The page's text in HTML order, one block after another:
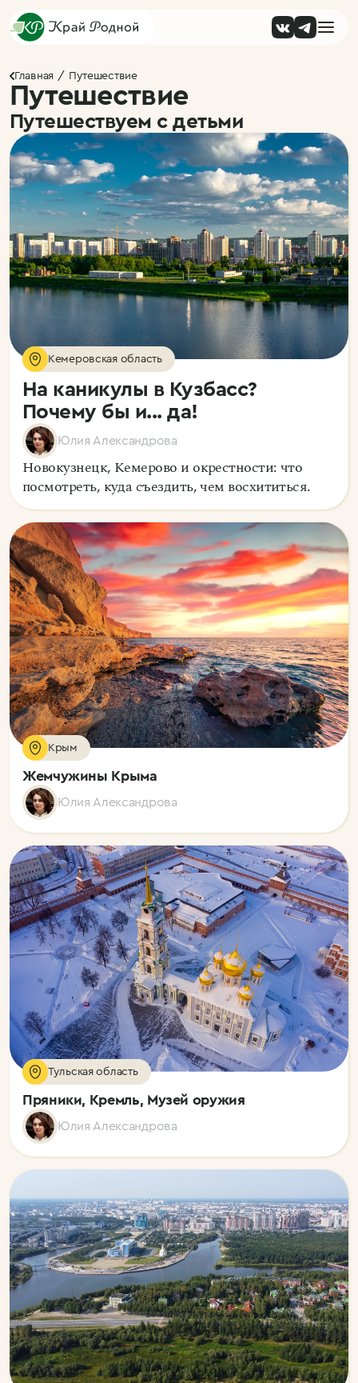
Главная Путешествие
Путешествие
Путешествуем с детьми
Кемеровская область
На каникулы в Кузбасс?
Почему бы и... да!
Юлия Александрова
Новокузнецк, Кемерово и окрестности: что
посмотреть, куда съездить, чем восхититься.
Крым
Жемчужины Крыма
Юлия Александрова
Тульская область
Пряники, Кремль, Музей оружия
Юлия Александрова